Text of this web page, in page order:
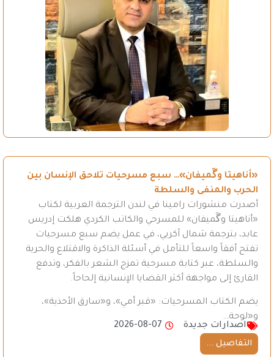
«أناهيتا وگَميفان»… سبع مسرحيات تلاحق الإنسان بين
الحرب والمنفى والسلطة
أصدرت منشورات رامينا في لندن الترجمة العربية لكتاب
«أناهيتا وگَميفان» للمسرحي والكاتب الكردي هلكت إدريس
عابد، بترجمة شمال آكريي، في عمل يضم سبع مسرحيات
تفتح أفقاً واسعاً للتأمل في أسئلة الذاكرة والاقتلاع والحرية
والسلطة، عبر كتابة مسرحية تمزج الشعر بالفكر، وتدفع
القارئ إلى مواجهة أكثر القضايا الإنسانية إلحاحاً.
يضم الكتاب المسرحيات: «قبر أمي»، و«سارق الأحذية»،
و«لوحة…
اصدارات جديدة
2026-08-07
التفاصيل ...